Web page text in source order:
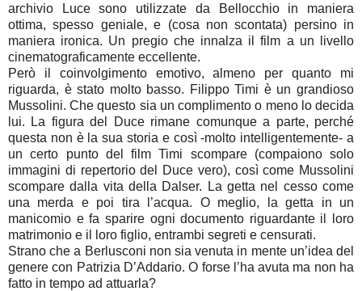
archivio Luce sono utilizzate da Bellocchio in maniera
ottima, spesso geniale, e (cosa non scontata) persino in
maniera ironica. Un pregio che innalza il film a un livello
cinematograficamente eccellente.
Però il coinvolgimento emotivo, almeno per quanto mi
riguarda, è stato molto basso. Filippo Timi è un grandioso
Mussolini. Che questo sia un complimento o meno lo decida
lui. La figura del Duce rimane comunque a parte, perché
questa non è la sua storia e così -molto intelligentemente- a
un certo punto del film Timi scompare (compaiono solo
immagini di repertorio del Duce vero), così come Mussolini
scompare dalla vita della Dalser. La getta nel cesso come
una merda e poi tira l’acqua. O meglio, la getta in un
manicomio e fa sparire ogni documento riguardante il loro
matrimonio e il loro figlio, entrambi segreti e censurati.
Strano che a Berlusconi non sia venuta in mente un’idea del
genere con Patrizia D’Addario. O forse l’ha avuta ma non ha
fatto in tempo ad attuarla?